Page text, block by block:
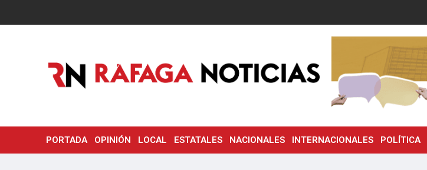
PORTADA OPINIÓN LOCAL ESTATALES NACIONALES INTERNACIONALES POLÍTICA